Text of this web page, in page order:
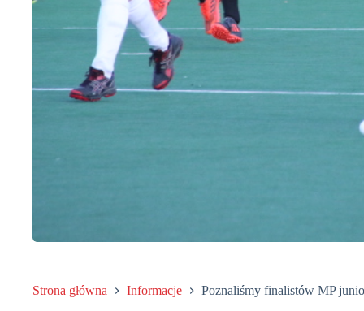
Strona główna Informacje Poznaliśmy finalistów MP